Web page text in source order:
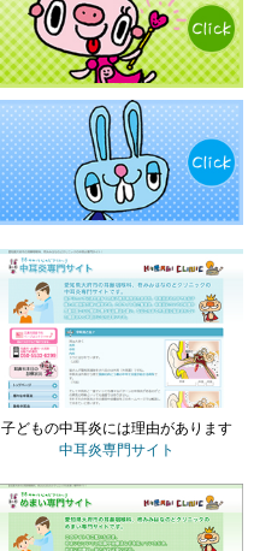
子どもの中耳炎には理由があります
中耳炎専門サイト